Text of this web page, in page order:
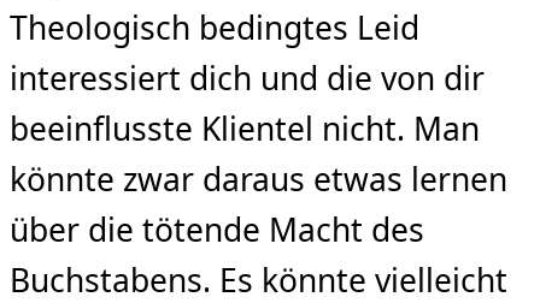
Theologisch bedingtes Leid
interessiert dich und die von dir
beeinflusste Klientel nicht. Man
könnte zwar daraus etwas lernen
über die tötende Macht des
Buchstabens. Es könnte vielleicht